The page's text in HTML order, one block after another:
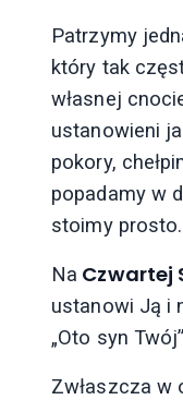
Patrzymy
który tak
własnej
ustanowieni
pokory,
popadamy w
stoimy prosto.
Na Czwartej
ustanowi Ją i
„Oto syn
Zwłaszcza w